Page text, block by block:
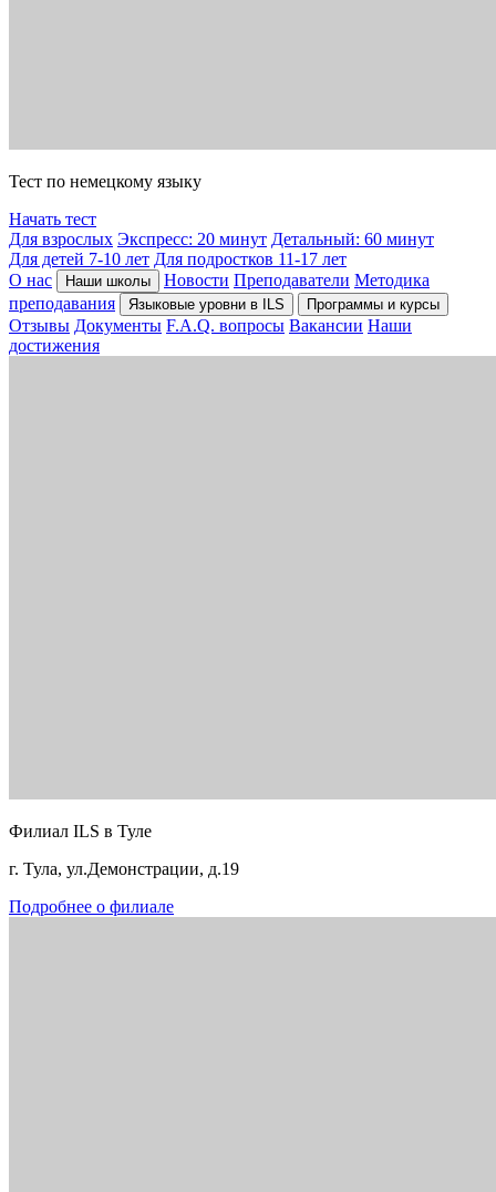
Тест по немецкому языку
Начать тест
Для взрослых Экспресс: 20 минут Детальный: 60 минут
Для детей 7-10 лет Для подростков 11-17 лет
О нас
Наши школы Новости Преподаватели Методика
преподавания
Языковые уровни в ILS Программы и курсы
Отзывы Документы F.A.Q. вопросы Вакансии Наши
достижения
Филиал ILS в Туле
г. Тула, ул.Демонстрации, д.19
Подробнее о филиале